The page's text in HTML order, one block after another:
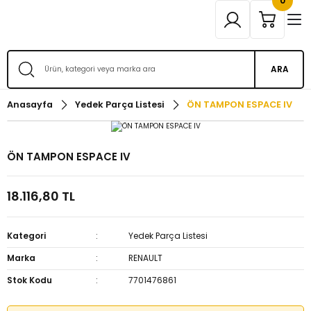
ARA
Anasayfa Yedek Parça Listesi ÖN TAMPON ESPACE IV
ÖN TAMPON ESPACE IV
18.116,80 TL
Kategori
Yedek Parça Listesi
Marka
RENAULT
Stok Kodu
7701476861